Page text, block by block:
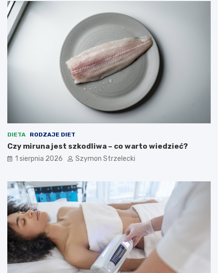
DIETA RODZAJE DIET
Czy miruna jest szkodliwa – co warto wiedzieć?
1 sierpnia 2026 Szymon Strzelecki